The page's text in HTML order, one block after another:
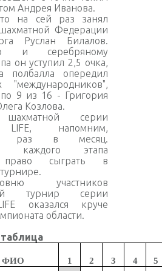
Андрея Иванова.
на сей раз занял
Федерации
Руслан Билалов.
и серебряному
он уступил 2,5 очка,
полбалла опередил
"международников",
9 из 16 - Григория
Козлова.
серии
LIFE, напомним,
раз в месяц.
каждого этапа
право сыграть в
участников
турнир серии
оказался круче
области.
ФИО 1 2 3 4 5